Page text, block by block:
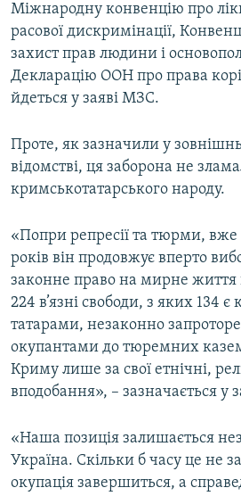
Міжнародну конвенцію про
расової дискримінації,
захист прав людини і
Декларацію ООН про права
йдеться у заяві МЗС.
Проте, як зазначили у
відомстві, ця заборона не
кримськотатарського народу.
«Попри репресії та тюрми,
років він продовжує вперто
законне право на мирне життя
224 в’язні свободи, з яких 134
татарами, незаконно
окупантами до тюремних
Криму лише за свої етнічні,
вподобання», – зазначається у
«Наша позиція залишається
Україна. Скільки б часу це не
окупація завершиться, а